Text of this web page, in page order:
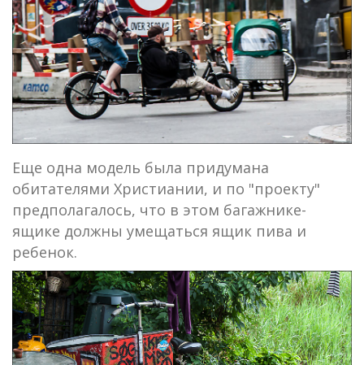
Еще одна модель была придумана
обитателями Христиании, и по "проекту"
предполагалось, что в этом багажнике-
ящике должны умещаться ящик пива и
ребенок.